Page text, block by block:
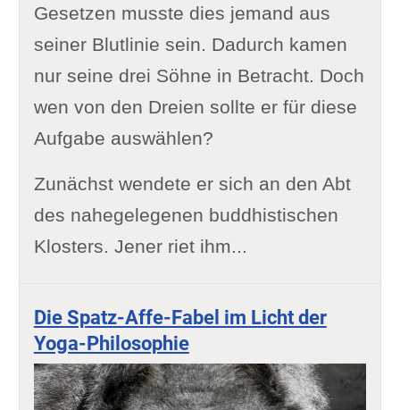
Gesetzen musste dies jemand aus
seiner Blutlinie sein. Dadurch kamen
nur seine drei Söhne in Betracht. Doch
wen von den Dreien sollte er für diese
Aufgabe auswählen?
Zunächst wendete er sich an den Abt
des nahegelegenen buddhistischen
Klosters. Jener riet ihm...
Die Spatz-Affe-Fabel im Licht der
Yoga-Philosophie